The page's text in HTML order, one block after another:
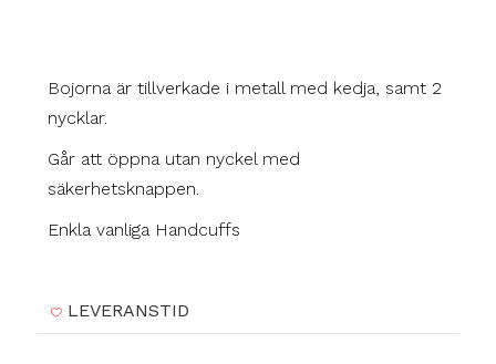
Bojorna är tillverkade i metall med kedja, samt 2
nycklar.
Går att öppna utan nyckel med
säkerhetsknappen.
Enkla vanliga Handcuffs
LEVERANSTID